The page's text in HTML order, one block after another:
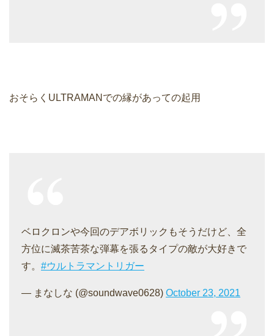
おそらくULTRAMANでの縁があっての起用
ベロクロンや今回のデアボリックもそうだけど、全
方位に滅茶苦茶な弾幕を張るタイプの敵が大好きで
す。 #ウルトラマントリガー
— まなしな (@soundwave0628) October 23, 2021